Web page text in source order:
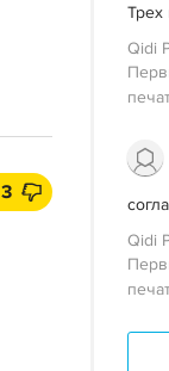
Трех
Qidi
Qidi